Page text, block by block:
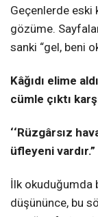
Geçenlerde eski
gözüme.
sanki “gel, beni
Kâğıdı elime
cümle çıktı
‘‘Rüzgârsız
üfleyeni vardır.”
İlk okuduğumda
düşününce, bu